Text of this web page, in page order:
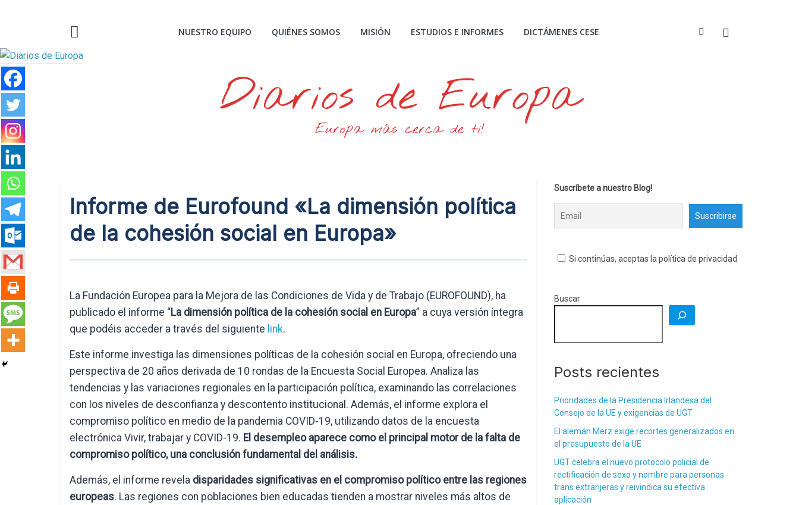
NUESTRO EQUIPO QUIÉNES SOMOS MISIÓN ESTUDIOS E INFORMES DICTÁMENES CESE
Diarios de Europa
Europa más cerca de ti!
Informe de Eurofound «La dimensión política
de la cohesión social en Europa»
La Fundación Europea para la Mejora de las Condiciones de Vida y de Trabajo (EUROFOUND), ha
publicado el informe “La dimensión política de la cohesión social en Europa” a cuya versión íntegra
que podéis acceder a través del siguiente link.
Este informe investiga las dimensiones políticas de la cohesión social en Europa, ofreciendo una
perspectiva de 20 años derivada de 10 rondas de la Encuesta Social Europea. Analiza las
tendencias y las variaciones regionales en la participación política, examinando las correlaciones
con los niveles de desconfianza y descontento institucional. Además, el informe explora el
compromiso político en medio de la pandemia COVID-19, utilizando datos de la encuesta
electrónica Vivir, trabajar y COVID-19. El desempleo aparece como el principal motor de la falta de
compromiso político, una conclusión fundamental del análisis.
Además, el informe revela disparidades significativas en el compromiso político entre las regiones
europeas. Las regiones con poblaciones bien educadas tienden a mostrar niveles más altos de
Suscríbete a nuestro Blog!
Si continúas, aceptas la política de privacidad
Buscar
Posts recientes
Prioridades de la Presidencia Irlandesa del
Consejo de la UE y exigencias de UGT
El alemán Merz exige recortes generalizados en
el presupuesto de la UE
UGT celebra el nuevo protocolo policial de
rectificación de sexo y nombre para personas
trans extranjeras y reivindica su efectiva
aplicación